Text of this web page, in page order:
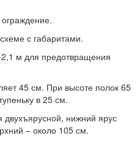
с габаритами.
м для предотвращения
45 см. При высоте полок 65
в 25 см.
двухъярусной, нижний ярус
– около 105 см.